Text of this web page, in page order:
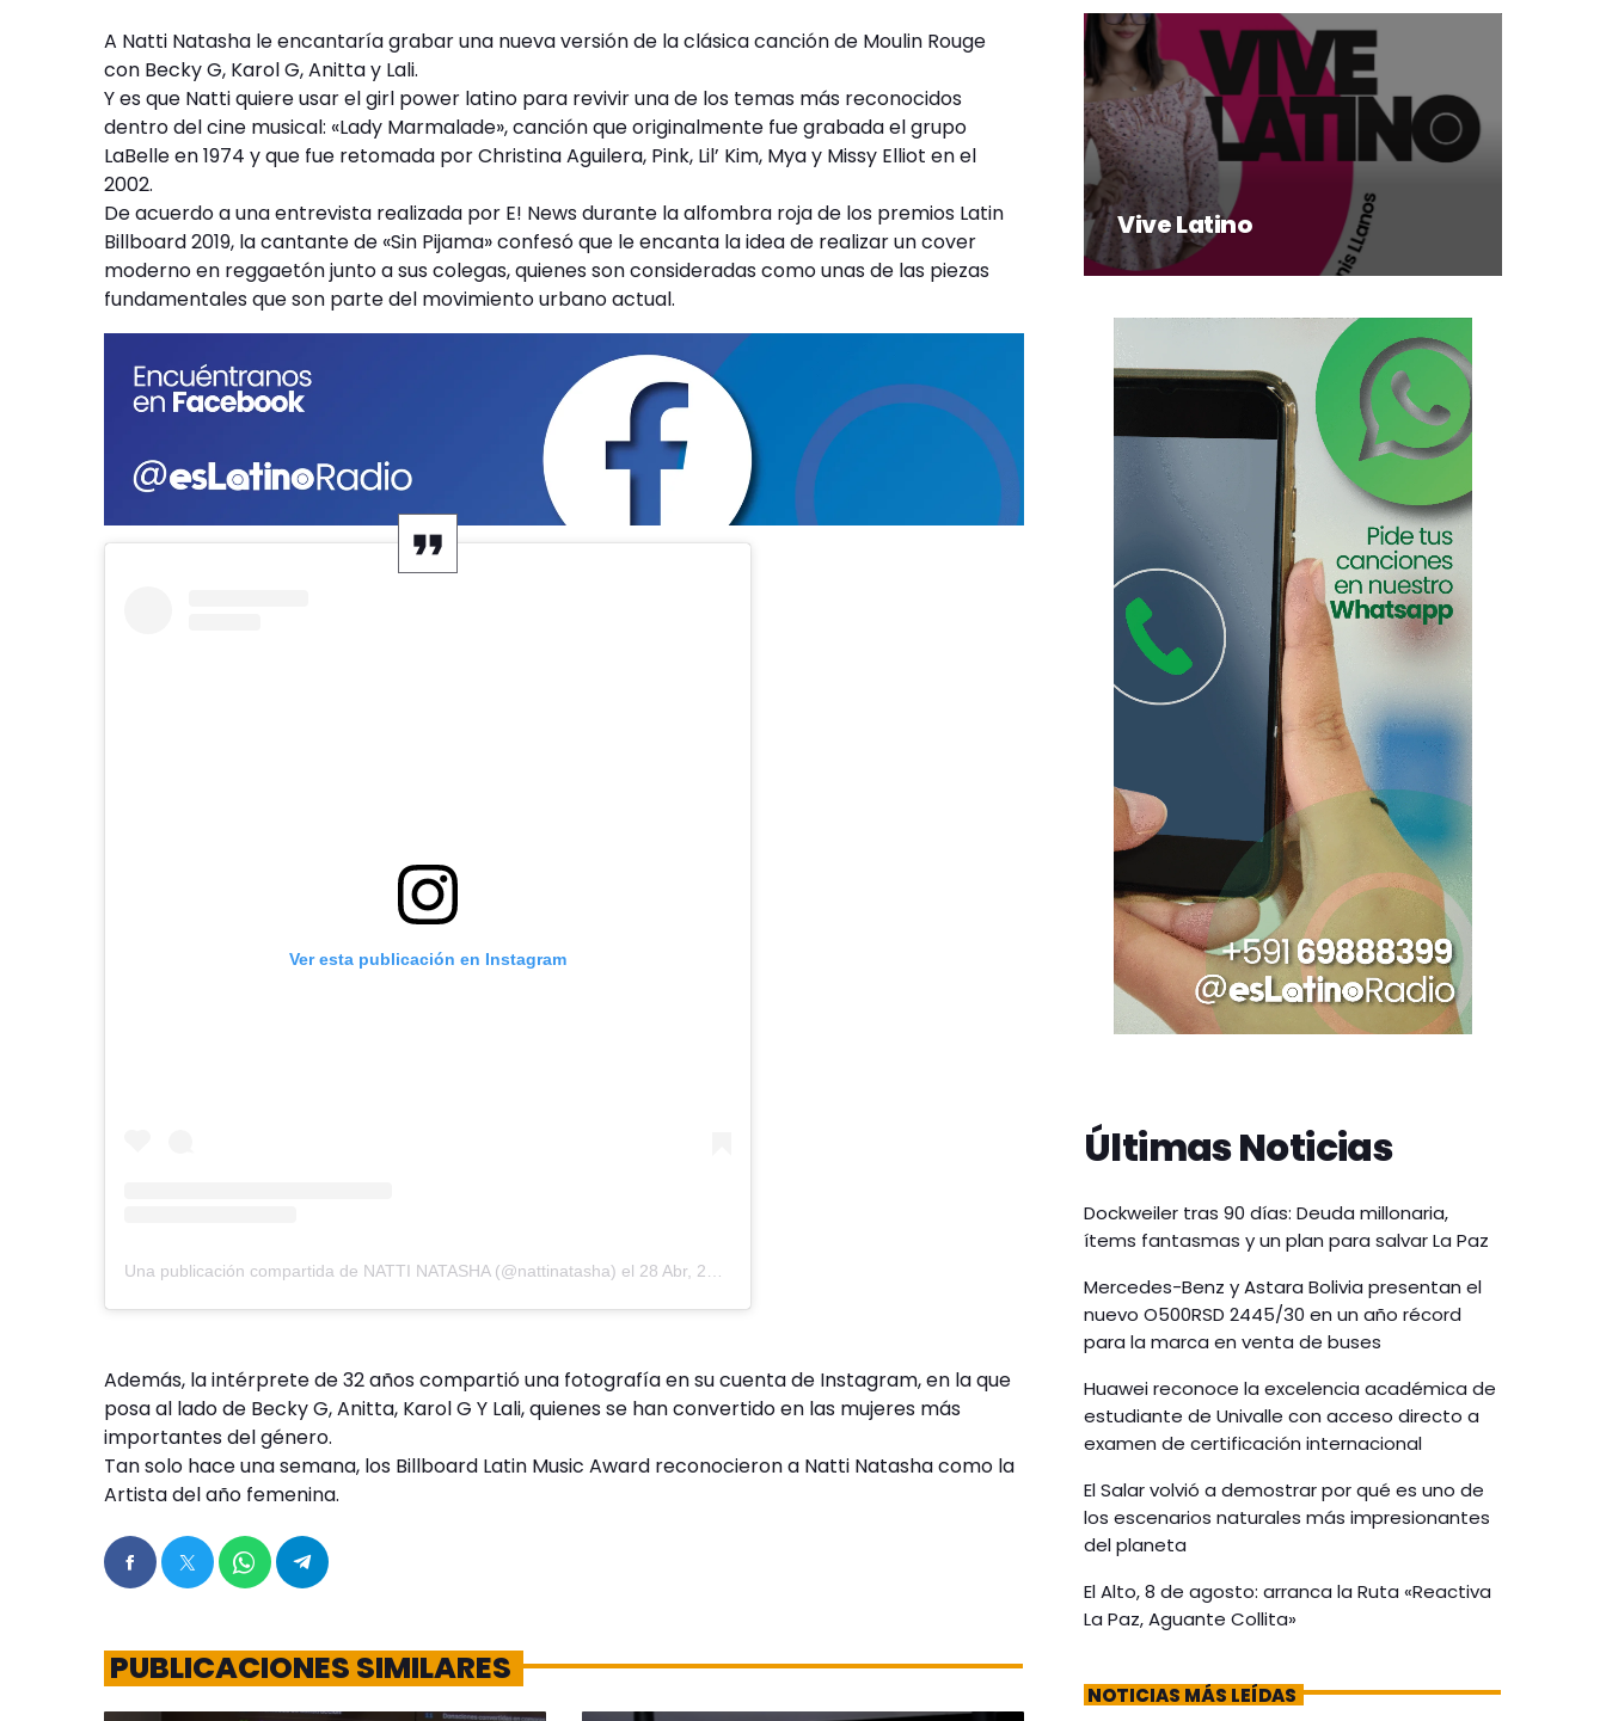
A Natti Natasha le encantaría grabar una nueva versión de la clásica canción de Moulin Rouge
con Becky G, Karol G, Anitta y Lali.
Y es que Natti quiere usar el girl power latino para revivir una de los temas más reconocidos
dentro del cine musical: «Lady Marmalade», canción que originalmente fue grabada el grupo
LaBelle en 1974 y que fue retomada por Christina Aguilera, Pink, Lil’ Kim, Mya y Missy Elliot en el
2002.
De acuerdo a una entrevista realizada por E! News durante la alfombra roja de los premios Latin
Billboard 2019, la cantante de «Sin Pijama» confesó que le encanta la idea de realizar un cover
moderno en reggaetón junto a sus colegas, quienes son consideradas como unas de las piezas
fundamentales que son parte del movimiento urbano actual.
Ver esta publicación en Instagram
Una publicación compartida de NATTI NATASHA (@nattinatasha) el 28 Abr, 2019 a las 10:44 PDT
Además, la intérprete de 32 años compartió una fotografía en su cuenta de Instagram, en la que
posa al lado de Becky G, Anitta, Karol G Y Lali, quienes se han convertido en las mujeres más
importantes del género.
Tan solo hace una semana, los Billboard Latin Music Award reconocieron a Natti Natasha como la
Artista del año femenina.
PUBLICACIONES SIMILARES
Vive Latino
Últimas Noticias
Dockweiler tras 90 días: Deuda millonaria,
ítems fantasmas y un plan para salvar La Paz
Mercedes-Benz y Astara Bolivia presentan el
nuevo O500RSD 2445/30 en un año récord
para la marca en venta de buses
Huawei reconoce la excelencia académica de
estudiante de Univalle con acceso directo a
examen de certificación internacional
El Salar volvió a demostrar por qué es uno de
los escenarios naturales más impresionantes
del planeta
El Alto, 8 de agosto: arranca la Ruta «Reactiva
La Paz, Aguante Collita»
NOTICIAS MÁS LEÍDAS